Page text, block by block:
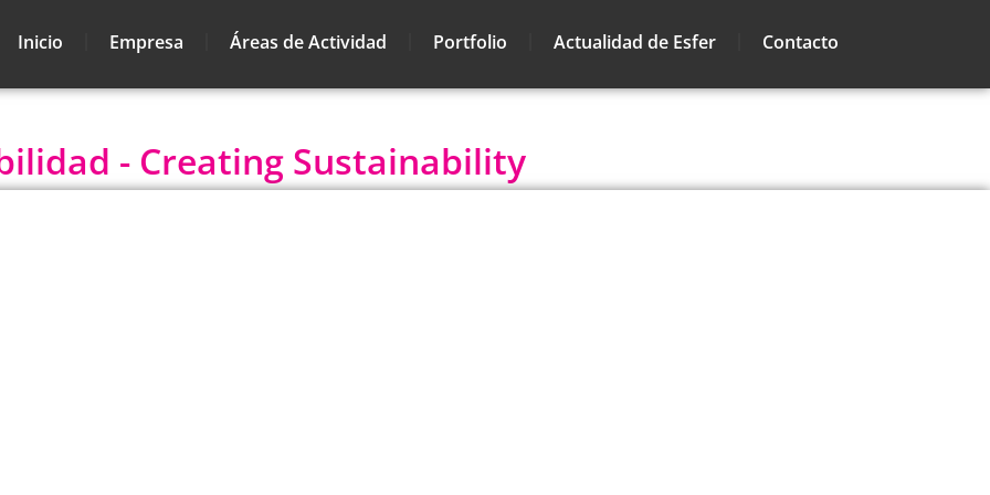
Inicio Empresa Áreas de Actividad Portfolio Actualidad de Esfer Contacto
- Creating Sustainability